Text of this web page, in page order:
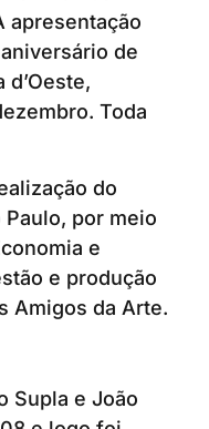
apresentação
de
d’Oeste,
Toda
do
Paulo, por meio
e
e produção
Amigos da Arte.
Supla e João